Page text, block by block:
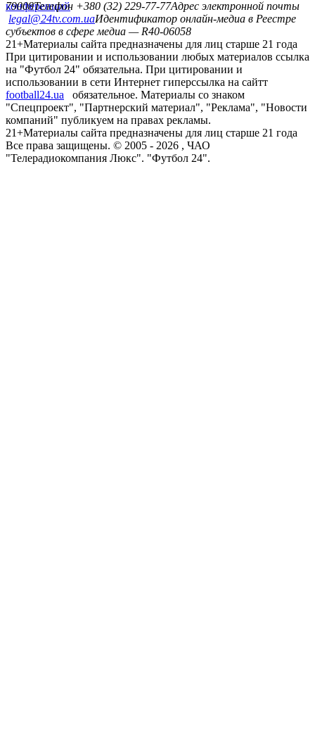
конференций
79008Телефон +380 (32) 229-77-77Адрес электронной почты
legal@24tv.com.uaИдентификатор онлайн-медиа в Реестре
субъектов в сфере медиа — R40-06058
21+Материалы сайта предназначены для лиц старше 21 года
При цитировании и использовании любых материалов ссылка
на "Футбол 24" обязательна. При цитировании и
использовании в сети Интернет гиперссылка на сайтт
football24.ua
обязательное. Материалы со знаком
"Спецпроект", "Партнерский материал", "Реклама", "Новости
компаний" публикуем на правах рекламы.
21+Материалы сайта предназначены для лиц старше 21 года
Все права защищены. © 2005 - 2026 , ЧАО
"Телерадиокомпания Люкс". "Футбол 24".